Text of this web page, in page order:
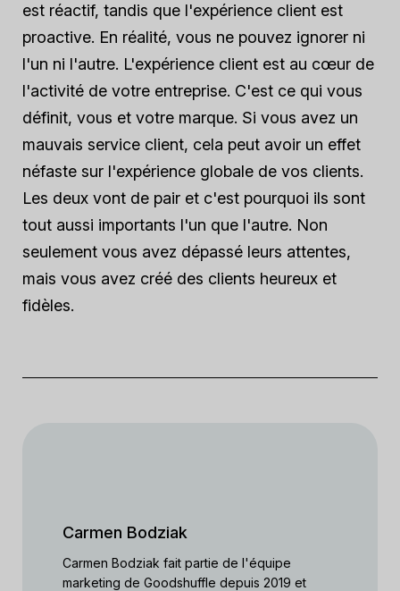
est réactif, tandis que l'expérience client est
proactive. En réalité, vous ne pouvez ignorer ni
l'un ni l'autre. L'expérience client est au cœur de
l'activité de votre entreprise. C'est ce qui vous
définit, vous et votre marque. Si vous avez un
mauvais service client, cela peut avoir un effet
néfaste sur l'expérience globale de vos clients.
Les deux vont de pair et c'est pourquoi ils sont
tout aussi importants l'un que l'autre. Non
seulement vous avez dépassé leurs attentes,
mais vous avez créé des clients heureux et
fidèles.
Carmen Bodziak
Carmen Bodziak fait partie de l'équipe
marketing de Goodshuffle depuis 2019 et